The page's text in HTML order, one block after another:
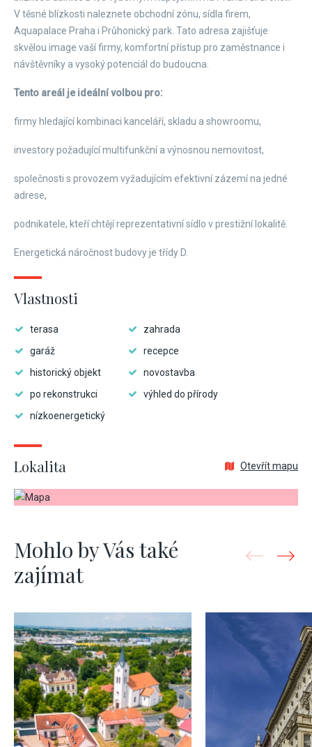
V těsné blízkosti naleznete obchodní zónu, sídla firem,
Aquapalace Praha i Průhonický park. Tato adresa zajišťuje
skvělou image vaší firmy, komfortní přístup pro zaměstnance i
návštěvníky a vysoký potenciál do budoucna.
Tento areál je ideální volbou pro:
firmy hledající kombinaci kanceláří, skladu a showroomu,
investory požadující multifunkční a výnosnou nemovitost,
společnosti s provozem vyžadujícím efektivní zázemí na jedné
adrese,
podnikatele, kteří chtějí reprezentativní sídlo v prestižní lokalitě.
Energetická náročnost budovy je třídy D.
Vlastnosti
terasa
zahrada
garáž
recepce
historický objekt
novostavba
po rekonstrukci
výhled do přírody
nízkoenergetický
Lokalita Otevřít mapu
Mohlo by Vás také
zajímat